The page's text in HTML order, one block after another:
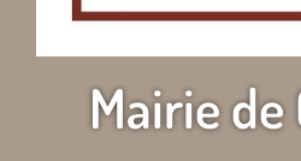
Mairie